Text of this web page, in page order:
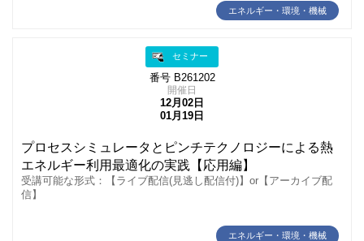
エネルギー・環境・機械
セミナー
番号 B261202
開催日
12月02日
01月19日
プロセスシミュレータとピンチテクノロジーによる熱
エネルギー利用最適化の実践【応用編】
受講可能な形式：【ライブ配信(見逃し配信付)】or【アーカイブ配
信】
エネルギー・環境・機械